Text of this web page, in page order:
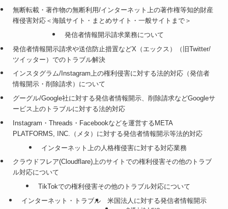
無断転載・著作物の無断利用/インターネット上の著作権等知的財産
権侵害対応＜海賊サイト・まとめサイト・一般サイトまで＞
発信者情報開示請求業務について
発信者情報開示請求や送信防止措置などX（エックス）（旧Twitter/
ツイッター）でのトラブル解決
インスタグラム/Instagram上の権利侵害に対する法的対応（発信者
情報開示・削除請求）について
グーグル/Google社に対する発信者情報開示、削除請求などGoogleサ
ービス上のトラブルに対する法的対応
Instagram・Threads・Facebookなどを運営するMETA
PLATFORMS, INC.（メタ）に対する発信者情報開示等法的対応
インターネット上の人格権侵害に対する対応業務
クラウドフレア(Cloudflare)上のサイトでの権利侵害その他のトラブ
ル対応について
TikTokでの権利侵害その他のトラブル対応について
インターネット・トラブル
米国法人に対する発信者情報開示